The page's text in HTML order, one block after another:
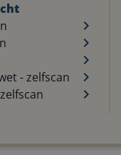
- zelfscan